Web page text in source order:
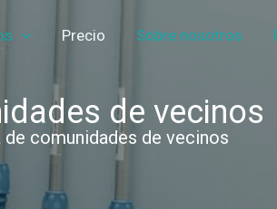
Precio Sobre nosotros
de vecinos
comunidades de vecinos